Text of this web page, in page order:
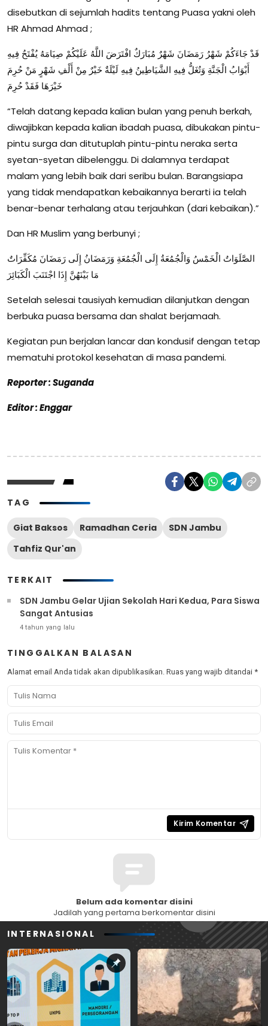
disebutkan di sejumlah hadits tentang Puasa yakni oleh
HR Ahmad Ahmad ;
قَدْ جَاءَكُمْ شَهْرُ رَمَضَانَ شَهْرٌ مُبَارَكٌ افْتَرَضَ اللَّهُ عَلَيْكُمْ صِيَامَهُ يُفْتَحُ فِيهِ
أَبْوَابُ الْجَنَّةِ وَتُغَلُّ فِيهِ الشَّيَاطِينُ فِيهِ لَيْلَةٌ خَيْرٌ مِنْ أَلْفِ شَهْرٍ مَنْ حُرِمَ
خَيْرَهَا فَقَدْ حُرِمَ
“Telah datang kepada kalian bulan yang penuh berkah,
diwajibkan kepada kalian ibadah puasa, dibukakan pintu-
pintu surga dan ditutuplah pintu-pintu neraka serta
syetan-syetan dibelenggu. Di dalamnya terdapat
malam yang lebih baik dari seribu bulan. Barangsiapa
yang tidak mendapatkan kebaikannya berarti ia telah
benar-benar terhalang atau terjauhkan (dari kebaikan).”
Dan HR Muslim yang berbunyi ;
الصَّلَوَاتُ الْخَمْسُ وَالْجُمُعَةُ إِلَى الْجُمُعَةِ وَرَمَضَانُ إِلَى رَمَضَانَ مُكَفِّرَاتٌ
مَا بَيْنَهُنَّ إِذَا اجْتَنَبَ الْكَبَائِرَ
Setelah selesai tausiyah kemudian dilanjutkan dengan
berbuka puasa bersama dan shalat berjamaah.
Kegiatan pun berjalan lancar dan kondusif dengan tetap
mematuhi protokol kesehatan di masa pandemi.
Reporter : Suganda
Editor : Enggar
TAG
Giat Baksos Ramadhan Ceria
SDN Jambu
Tahfiz Qur'an
TERKAIT
SDN Jambu Gelar Ujian Sekolah Hari Kedua, Para Siswa
Sangat Antusias
4 tahun yang lalu
TINGGALKAN BALASAN
Alamat email Anda tidak akan dipublikasikan. Ruas yang wajib ditandai *
Belum ada komentar disini
Jadilah yang pertama berkomentar disini
INTERNASIONAL